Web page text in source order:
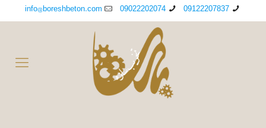
09122207837
09022202074
info@boreshbeton.com